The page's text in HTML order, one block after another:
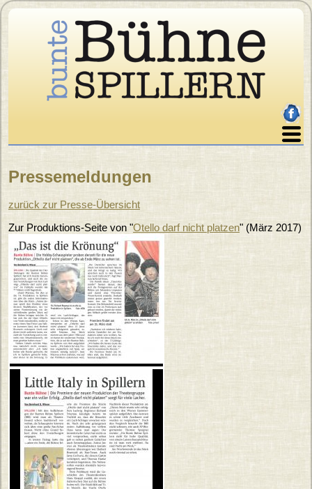
Direkt zum Inhalt
Über uns
Archiv
Galerie
Presse
Impressum
Sie sind hier
Pressemeldungen
zurück zur Presse-Übersicht
Zur Produktions-Seite von "Otello darf nicht platzen" (März 2017)